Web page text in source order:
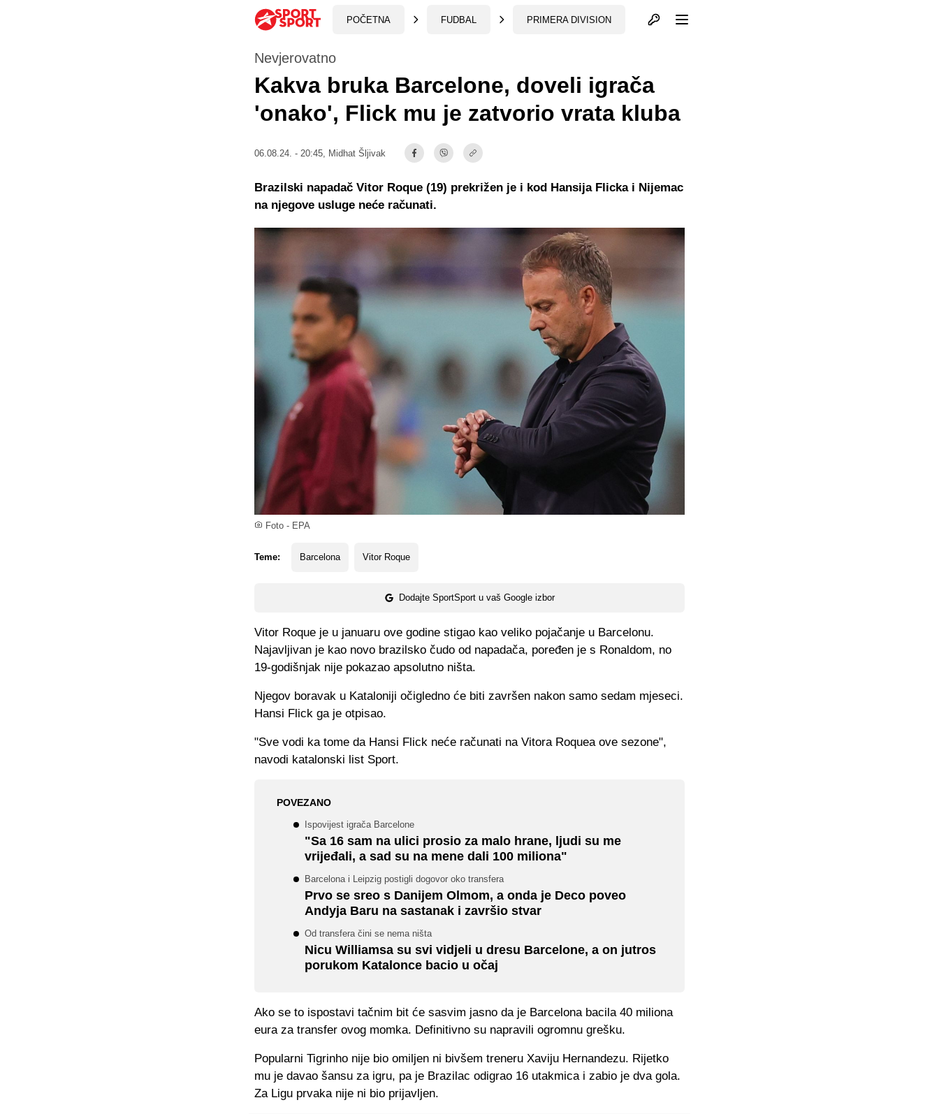
POČETNA FUDBAL PRIMERA DIVISION Otvori profil
Foto - EPA
Nevjerovatno
Kakva bruka Barcelone, doveli igrača
'onako', Flick mu je zatvorio vrata kluba
06.08.24. - 20:45, Midhat Šljivak
Teme: Barcelona Vitor Roque
Dodajte SportSport u vaš Google izbor
Brazilski napadač Vitor Roque (19) prekrižen je i kod Hansija Flicka i Nijemac
na njegove usluge neće računati.
Vitor Roque je u januaru ove godine stigao kao veliko pojačanje u Barcelonu.
Najavljivan je kao novo brazilsko čudo od napadača, poređen je s Ronaldom, no
19-godišnjak nije pokazao apsolutno ništa.
Njegov boravak u Kataloniji očigledno će biti završen nakon samo sedam mjeseci.
Hansi Flick ga je otpisao.
"Sve vodi ka tome da Hansi Flick neće računati na Vitora Roquea ove sezone",
navodi katalonski list Sport.
POVEZANO
Ispovijest igrača Barcelone
"Sa 16 sam na ulici prosio za malo hrane, ljudi su me
vrijeđali, a sad su na mene dali 100 miliona"
Barcelona i Leipzig postigli dogovor oko transfera
Prvo se sreo s Danijem Olmom, a onda je Deco poveo
Andyja Baru na sastanak i završio stvar
Od transfera čini se nema ništa
Nicu Williamsa su svi vidjeli u dresu Barcelone, a on jutros
porukom Katalonce bacio u očaj
Ako se to ispostavi tačnim bit će sasvim jasno da je Barcelona bacila 40 miliona
eura za transfer ovog momka. Definitivno su napravili ogromnu grešku.
Popularni Tigrinho nije bio omiljen ni bivšem treneru Xaviju Hernandezu. Rijetko
mu je davao šansu za igru, pa je Brazilac odigrao 16 utakmica i zabio je dva gola.
Za Ligu prvaka nije ni bio prijavljen.